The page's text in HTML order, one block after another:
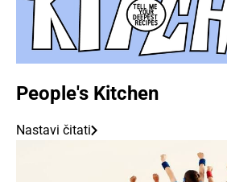
People's Kitchen
Nastavi čitati